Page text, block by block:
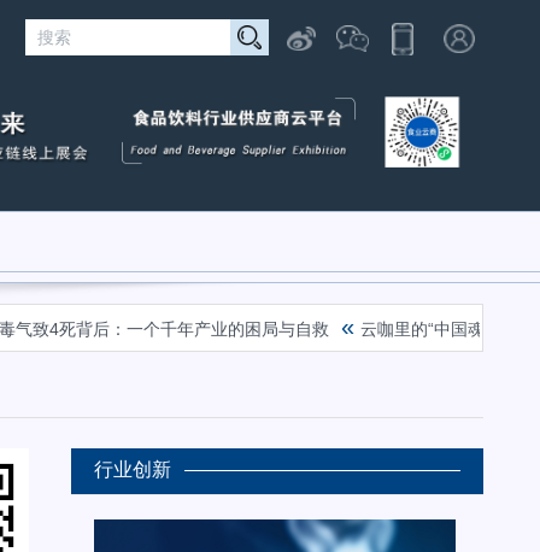
死背后：一个千年产业的困局与自救 « 云咖里的“中国魂” « 十七年
行业创新